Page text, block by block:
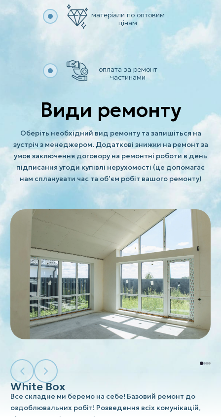
матеріали по оптовим
цінам
оплата за ремонт
частинами
Види ремонту
Оберіть необхідний вид ремонту та запишіться на
зустріч з менеджером. Додаткові знижки на ремонт за
умов заключення договору на ремонтні роботи в день
підписання угоди купівлі нерухомості (це допомагає
нам спланувати час та об’єм робіт вашого ремонту)
White Box
Все складне ми беремо на себе! Базовий ремонт до
оздоблювальних робіт! Розведення всіх комунікацій,